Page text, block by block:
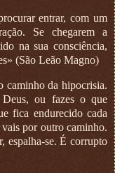
entrar, com um
Se chegarem a
na sua consciência,
(São Leão Magno)
caminho da hipocrisia.
ou fazes o que
fica endurecido cada
por outro caminho.
espalha-se. É corrupto